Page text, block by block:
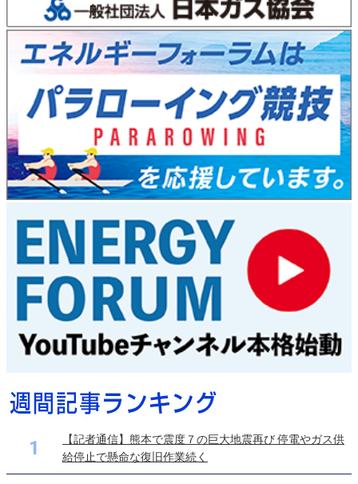
1
【記者通信】熊本で震度７の巨大地震再び 停電やガス供
給停止で懸命な復旧作業続く